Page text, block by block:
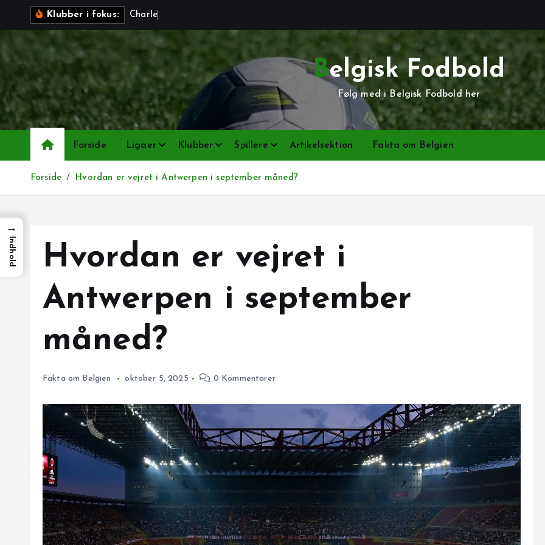
Klubber i fokus: Cha r e
Belgisk Fodbold
Følg med i Belgisk Fodbold her
Forside Ligaer Klubber Spillere Artikelsektion Fakta om Belgien
Forside Hvordan er vejret i Antwerpen i september måned?
Hvordan er vejret i
Antwerpen i september
måned?
Fakta om Belgien oktober 5, 2025 0 Kommentarer
→
Indhold